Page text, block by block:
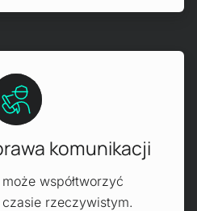
komunikacji
współtworzyć
rzeczywistym.